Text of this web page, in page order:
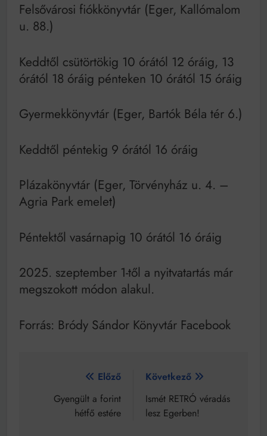
Felsővárosi fiókkönyvtár (Eger, Kallómalom
u. 88.)
Keddtől csütörtökig 10 órától 12 óráig, 13
órától 18 óráig pénteken 10 órától 15 óráig
Gyermekkönyvtár (Eger, Bartók Béla tér 6.)
Keddtől péntekig 9 órától 16 óráig
Plázakönyvtár (Eger, Törvényház u. 4. –
Agria Park emelet)
Péntektől vasárnapig 10 órától 16 óráig
2025. szeptember 1-től a nyitvatartás már
megszokott módon alakul.
Forrás: Bródy Sándor Könyvtár Facebook
Bejegyzés
navigáció
Előző
Gyengült a forint
hétfő estére
Következő
Ismét RETRÓ véradás
lesz Egerben!